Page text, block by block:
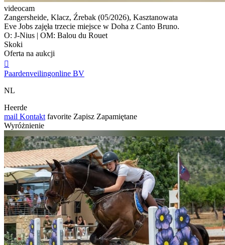
videocam
Zangersheide, Klacz, Źrebak (05/2026), Kasztanowata
Eve Jobs zajęła trzecie miejsce w Doha z Canto Bruno.
O: J-Nius | OM: Balou du Rouet
Skoki
Oferta na aukcji

Paardenveilingonline BV
NL
Heerde
mail Kontakt favorite Zapisz Zapamiętane
Wyróżnienie